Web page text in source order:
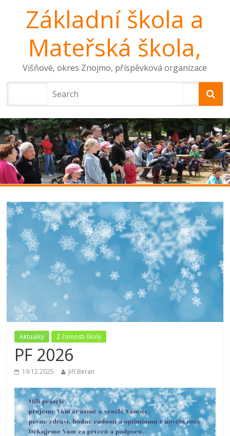
Základní škola a
Mateřská škola,
Višňové, okres Znojmo, příspěvková organizace
Aktuality Z činnosti školy
PF 2026
19.12.2025 Jiří Beran